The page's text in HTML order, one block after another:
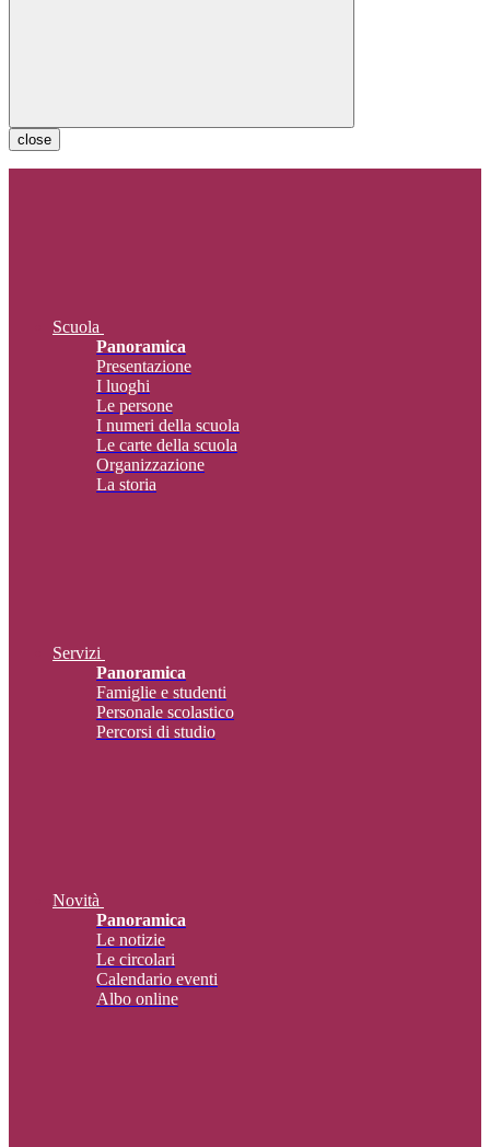
close
Scuola
Panoramica
Presentazione
I luoghi
Le persone
I numeri della scuola
Le carte della scuola
Organizzazione
La storia
Servizi
Panoramica
Famiglie e studenti
Personale scolastico
Percorsi di studio
Novità
Panoramica
Le notizie
Le circolari
Calendario eventi
Albo online